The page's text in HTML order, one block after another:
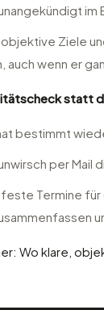
Ziele
auch wenn er
statt
bestimmt
per
Termine
Wo klare,